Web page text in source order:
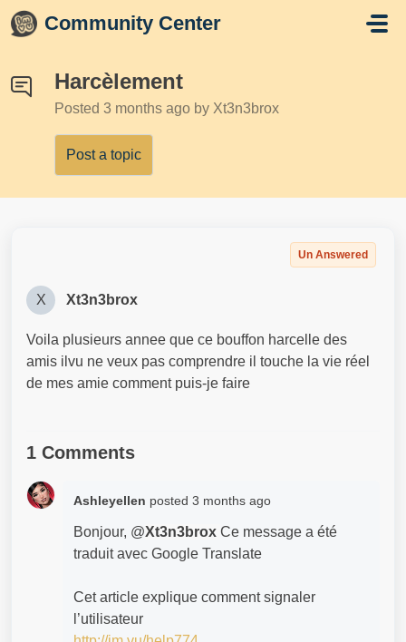
Skip to main content
Community Center
Harcèlement
Posted 3 months ago by Xt3n3brox
Post a topic
Un Answered
X Xt3n3brox
Voila plusieurs annee que ce bouffon harcelle des
amis ilvu ne veux pas comprendre il touche la vie réel
de mes amie comment puis-je faire
1 Comments
Ashleyellen posted 3 months ago
Bonjour, @Xt3n3brox Ce message a été
traduit avec Google Translate
Cet article explique comment signaler
l’utilisateur